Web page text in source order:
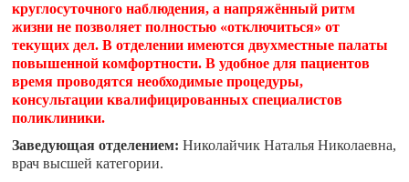
круглосуточного наблюдения, а напряжённый ритм
жизни не позволяет полностью «отключиться» от
текущих дел. В отделении имеются двухместные палаты
повышенной комфортности. В удобное для пациентов
время проводятся необходимые процедуры,
консультации квалифицированных специалистов
поликлиники.
Заведующая отделением: Николайчик Наталья Николаевна,
врач высшей категории.